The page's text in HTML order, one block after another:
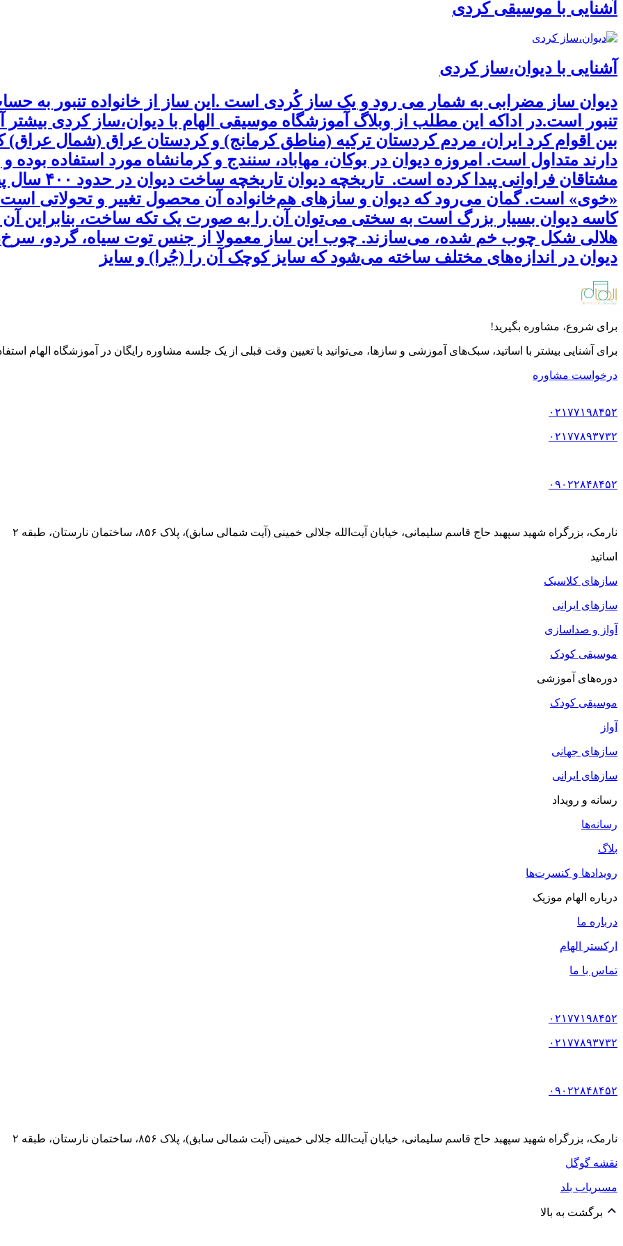
آشنایی با موسیقی کردی
آشنایی با دیوان،ساز کردی
دیوان ساز مضرابی به شمار می رود و یک ساز کُردی است .این ساز از خانواده تنبور به
تنبور است.در اداکه این مطلب از وبلاگ آموزشگاه موسیقی الهام با دیوان،ساز کردی بیشتر
بین اقوام کرد ایران، مردم کردستان ترکیه (مناطق کرمانج) و کردستان عراق (شمال
دارند متداول است. امروزه دیوان در بوکان، مهاباد، سنندج و کرمانشاه مورد استفاده بوده و
مشتاقان
«خوی» است. گمان می‌رود که دیوان و سازهای هم‌خانواده آن محصول تغییر و تحولاتی
کاسه دیوان بسیار بزرگ است به سختی می‌توان آن را به صورت یک تکه ساخت، بنابراین
هلالی شکل چوب خم شده، می‌سازند. چوب این ساز معمولا از جنس توت سیاه، گردو،
دیوان در اندازه‌های مختلف ساخته می‌شود که سایز کوچک آن را (جُرا) و سایز
برای شروع، مشاوره بگیرید!
برای آشنایی بیشتر با اساتید، سبک‌های آموزشی و سازها، می‌توانید با تعیین وقت قبلی از یک جلسه مشاوره رایگان در آموزشگاه الهام
درخواست مشاوره
۰۲۱۷۷۱۹۸۴۵۲
۰۲۱۷۷۸۹۳۷۳۲
۰۹۰۲۲۸۴۸۴۵۲
نارمک، بزرگراه شهید سپهبد حاج قاسم سلیمانی، خیابان آیت‌الله جلالی خمینی (آیت شمالی سابق)، پلاک ۸۵۶، ساختمان نارستان، طبقه ۲
اساتید
سازهای کلاسیک
سازهای ایرانی
آواز و صداسازی
موسیقی کودک
دوره‌های آموزشی
موسیقی کودک
آواز
سازهای جهانی
سازهای ایرانی
رسانه و رویداد
رسانه‌ها
بلاگ
رویدادها و کنسرت‌ها
درباره الهام موزیک
درباره ما
ارکستر الهام
تماس با ما
۰۲۱۷۷۱۹۸۴۵۲
۰۲۱۷۷۸۹۳۷۳۲
۰۹۰۲۲۸۴۸۴۵۲
نارمک، بزرگراه شهید سپهبد حاج قاسم سلیمانی، خیابان آیت‌الله جلالی خمینی (آیت شمالی سابق)، پلاک ۸۵۶، ساختمان نارستان، طبقه ۲
نقشه گوگل
مسیریاب بلد
برگشت به بالا